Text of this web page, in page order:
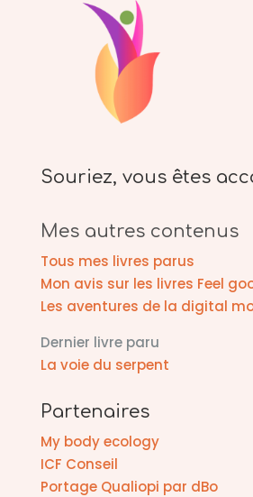
Souriez, vous êtes
Mes autres contenus
Tous mes livres parus
Mon avis sur les livres Feel
Les aventures de la digital
Dernier livre paru
La voie du serpent
Partenaires
My body ecology
ICF Conseil
Portage Qualiopi par dBo